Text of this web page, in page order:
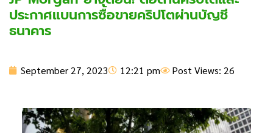
ประกาศแบนการซื้อขายคริปโตผ่านบัญชี
ธนาคาร
September 27, 2023 12:21 pm Post Views: 26